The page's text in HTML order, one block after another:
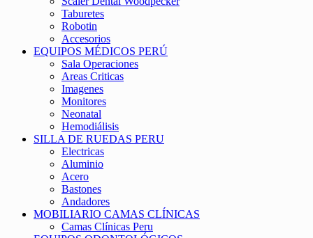
Taburetes
Robotin
Accesorios
EQUIPOS MÉDICOS PERÚ
Sala Operaciones
Areas Criticas
Imagenes
Monitores
Neonatal
Hemodiálisis
SILLA DE RUEDAS PERU
Electricas
Aluminio
Acero
Bastones
Andadores
MOBILIARIO CAMAS CLÍNICAS
Camas Clínicas Peru